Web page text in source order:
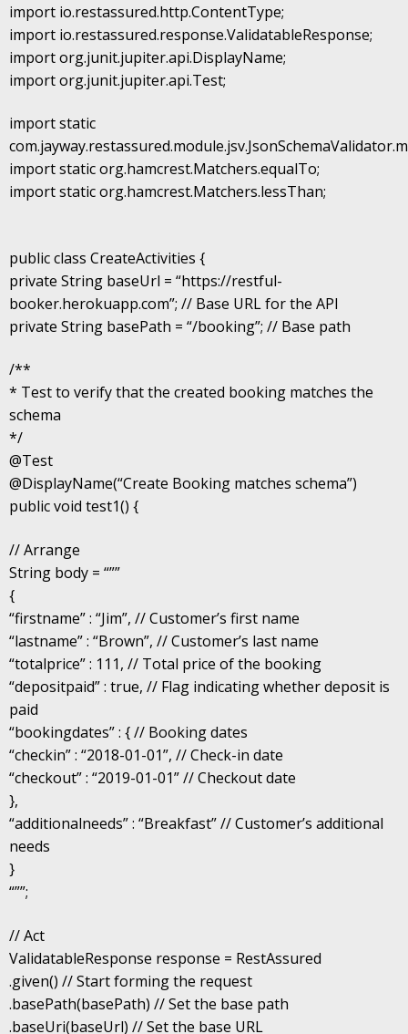
import io.restassured.http.ContentType;
import io.restassured.response.ValidatableResponse;
import org.junit.jupiter.api.DisplayName;
import org.junit.jupiter.api.Test;
import static
import static org.hamcrest.Matchers.equalTo;
import static org.hamcrest.Matchers.lessThan;
public class CreateActivities {
private String baseUrl = “https://restful-
booker.herokuapp.com”; // Base URL for the API
private String basePath = “/booking”; // Base path
/**
* Test to verify that the created booking matches the
schema
*/
@Test
@DisplayName(“Create Booking matches schema”)
public void test1() {
// Arrange
String body = “””
{
“firstname” : “Jim”, // Customer’s first name
“lastname” : “Brown”, // Customer’s last name
“totalprice” : 111, // Total price of the booking
“depositpaid” : true, // Flag indicating whether deposit is
paid
“bookingdates” : { // Booking dates
“checkin” : “2018-01-01”, // Check-in date
“checkout” : “2019-01-01” // Checkout date
},
“additionalneeds” : “Breakfast” // Customer’s additional
needs
}
“””;
// Act
ValidatableResponse response = RestAssured
.given() // Start forming the request
.basePath(basePath) // Set the base path
.baseUri(baseUrl) // Set the base URL